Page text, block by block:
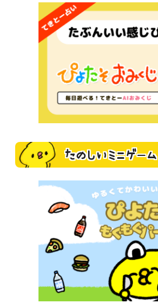
たのしいミニゲーム